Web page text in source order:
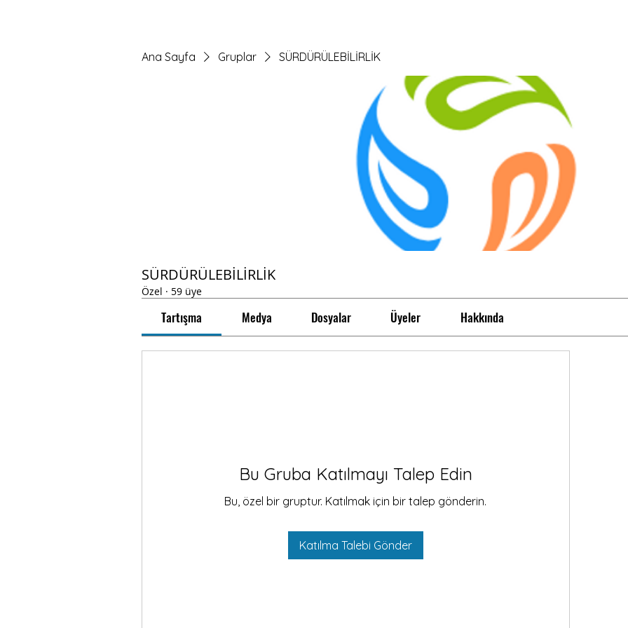
Ana Sayfa Gruplar SÜRDÜRÜLEBİLİRLİK
SÜRDÜRÜLEBİLİRLİK
Özel · 59 üye
Tartışma Medya Dosyalar Üyeler Hakkında
Bu Gruba Katılmayı Talep Edin
Bu, özel bir gruptur. Katılmak için bir talep gönderin.
Katılma Talebi Gönder